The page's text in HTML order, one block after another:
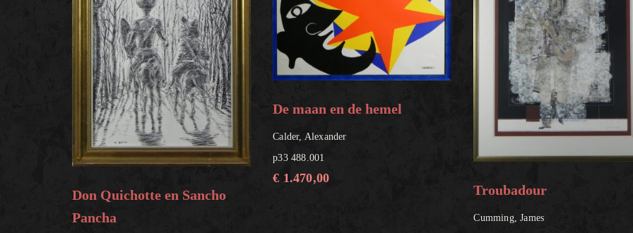
Don Quichotte en Sancho
Pancha
De maan en de hemel
Calder, Alexander
p33 488.001
€ 1.470,00
Troubadour
Cumming, James